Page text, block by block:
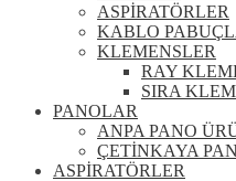
ASPİRATÖRLER
KABLO
KLEMENSLER
RAY
SIRA
PANOLAR
ANPA PANO
ÇETİNKAYA
ASPİRATÖRLER